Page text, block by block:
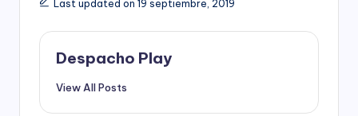
Last updated on 19 septiembre, 2019
Despacho Play
View All Posts